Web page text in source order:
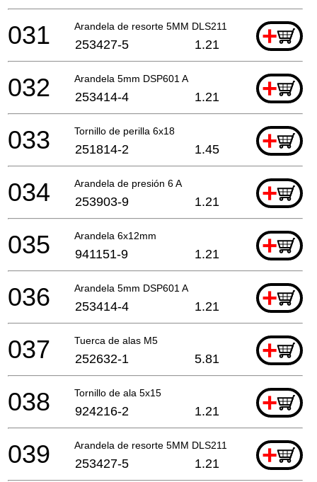
Arandela de resorte 5MM DLS211 +
031 253427-5 1.21
Arandela 5mm DSP601 A +
032 253414-4 1.21
Tornillo de perilla 6x18 +
033 251814-2 1.45
Arandela de presión 6 A +
034 253903-9 1.21
Arandela 6x12mm +
035 941151-9 1.21
Arandela 5mm DSP601 A +
036 253414-4 1.21
Tuerca de alas M5 +
037 252632-1 5.81
Tornillo de ala 5x15 +
038 924216-2 1.21
Arandela de resorte 5MM DLS211 +
039 253427-5 1.21